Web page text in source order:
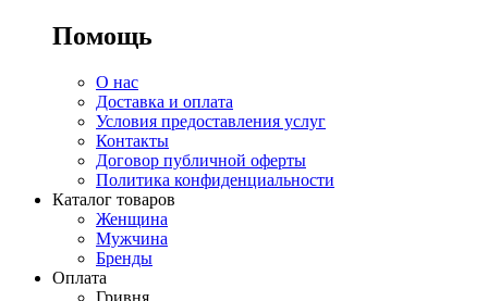
Помощь
О нас
Доставка и оплата
Условия предоставления услуг
Контакты
Договор публичной оферты
Политика конфиденциальности
Каталог товаров
Женщина
Мужчина
Бренды
Оплата
Гривня